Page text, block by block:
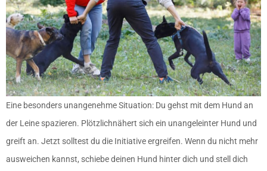
Eine besonders unangenehme Situation: Du gehst mit dem Hund an
der Leine spazieren. Plötzlichnähert sich ein unangeleinter Hund und
greift an. Jetzt solltest du die Initiative ergreifen. Wenn du nicht mehr
ausweichen kannst, schiebe deinen Hund hinter dich und stell dich